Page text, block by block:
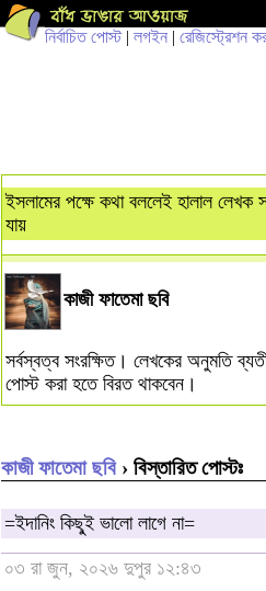
নির্বাচিত পোস্ট| লগইন | রেজিস্ট্রেশন
ইসলামের পক্ষে কথা বললেই হালাল লেখক
যায়
কাজী ফাতেমা ছবি
সর্বস্বত্ব সংরক্ষিত। লেখকের অনুমতি
পোস্ট করা হতে বিরত থাকবেন।
কাজী ফাতেমা ছবি› বিস্তারিত পোস্টঃ
=ইদানিং কিছু্ই ভালো লাগে না=
০৩ রা জুন, ২০২৬ দুপুর ১২:৪৩